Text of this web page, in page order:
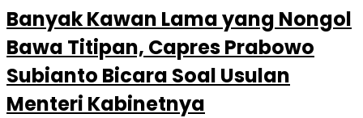
Banyak Kawan Lama yang Nongol
Bawa Titipan, Capres Prabowo
Subianto Bicara Soal Usulan
Menteri Kabinetnya